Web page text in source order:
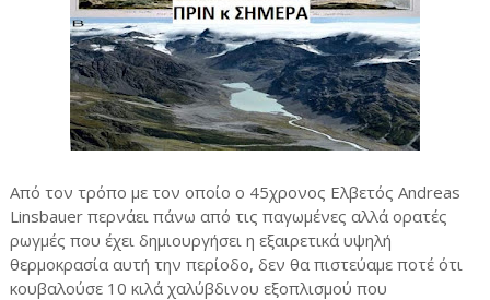
Από τον τρόπο με τον οποίο ο 45χρονος Ελβετός Andreas
Linsbauer περνάει πάνω από τις παγωμένες αλλά ορατές
ρωγμές που έχει δημιουργήσει η εξαιρετικά υψηλή
θερμοκρασία αυτή την περίοδο, δεν θα πιστεύαμε ποτέ ότι
κουβαλούσε 10 κιλά χαλύβδινου εξοπλισμού που